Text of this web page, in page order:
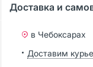
Доставка и
в Чебоксарах
Доставим